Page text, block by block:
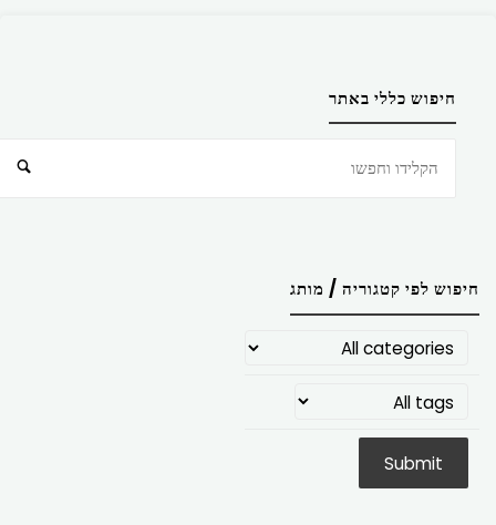
חיפוש כללי באתר
חיפוש לפי קטגוריה / מותג